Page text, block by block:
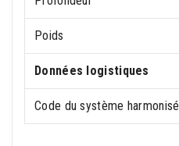
Poids
Données logistiques
Code du système harmonisé